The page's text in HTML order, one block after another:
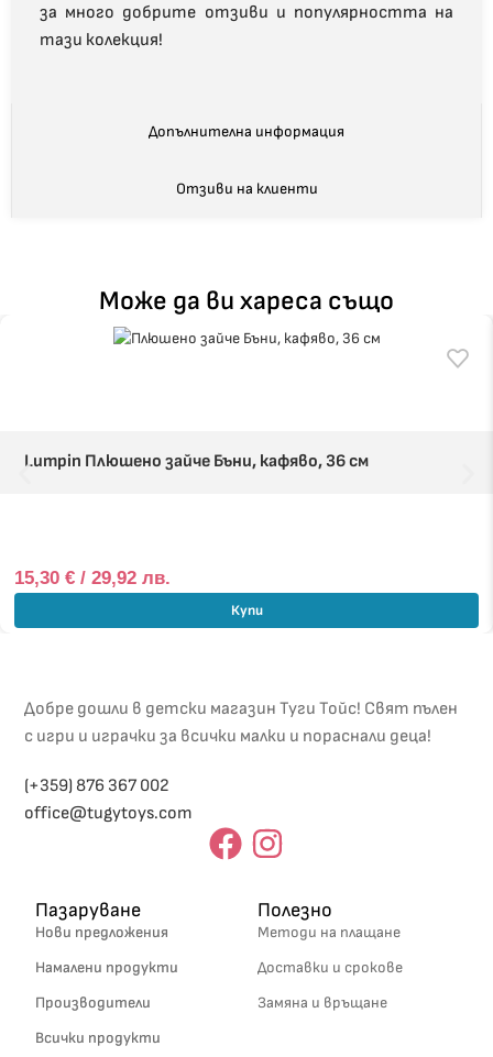
Допълнителна информация
Отзиви на клиенти
за много добрите отзиви и популярността на
тази колекция!
Може да ви хареса също
Lumpin Плюшенo зайче Бъни, кафяво, 36 см
15,30€ / 29,92 лв.
Купи
Добре дошли в детски магазин Туги Тойс! Свят пълен
с игри и играчки за всички малки и пораснали деца!
(+359) 876 367 002
office@tugytoys.com
Пазаруване
Нови предложения
Намалени продукти
Производители
Всички продукти
Полезно
Методи на плащане
Доставки и срокове
Замяна и връщане